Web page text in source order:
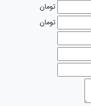
تومان
تومان